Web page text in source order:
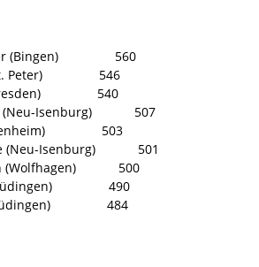
(Bingen) 560
(St. Peter) 546
(Dresden) 540
(Neu-Isenburg) 507
503
(Neu-Isenburg) 501
(Wolfhagen) 500
(Büdingen) 490
(Büdingen) 484